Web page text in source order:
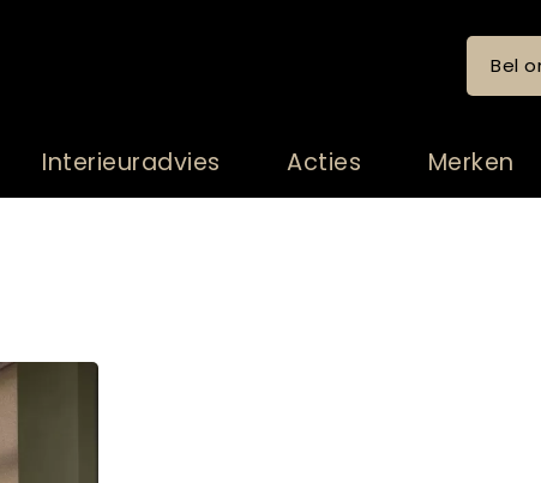
Bel
Interieuradvies Acties Merken